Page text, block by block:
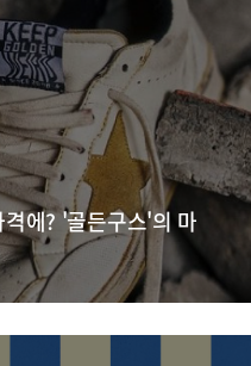
에? '골든구스'의 마